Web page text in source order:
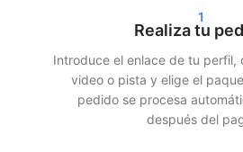
vez, sino distribuidos en el tiempo.
crecimiento más realista y minimiza los
Entrega rápida y
Tras tu pedido, normalmente
1
Realiza tu
Introduce el enlace de tu perfil,
video o pista y elige el
pedido se procesa
después del